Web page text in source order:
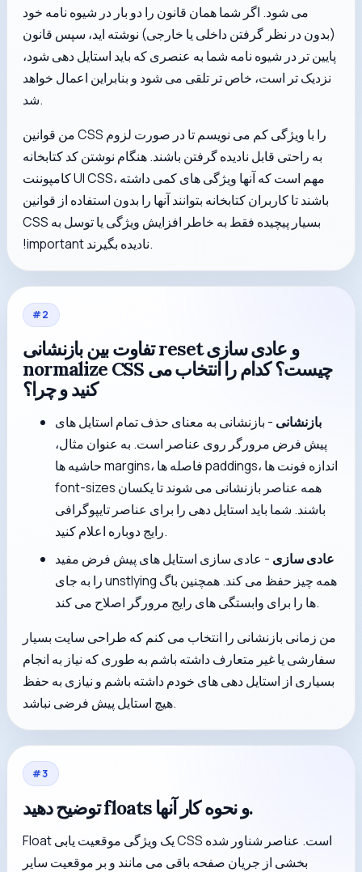
می شود. اگر شما همان قانون را دو بار در شیوه نامه خود
(بدون در نظر گرفتن داخلی یا خارجی) نوشته اید، سپس قانون
پایین تر در شیوه نامه شما به عنصری که باید استایل دهی شود،
نزدیک تر است، خاص تر تلقی می شود و بنابراین اعمال خواهد
شد.
من قوانین CSS را با ویژگی کم می نویسم تا در صورت لزوم
به راحتی قابل نادیده گرفتن باشند. هنگام نوشتن کد کتابخانه
کامپوننت UI CSS، مهم است که آنها ویژگی های کمی داشته
باشند تا کاربران کتابخانه بتوانند آنها را بدون استفاده از قوانین
CSS بسیار پیچیده فقط به خاطر افزایش ویژگی یا توسل به
!important نادیده بگیرند.
#2
تفاوت بین بازنشانی reset و عادی سازی
normalize CSS چیست؟ کدام را انتخاب می
کنید و چرا؟
بازنشانی - بازنشانی به معنای حذف تمام استایل های
پیش فرض مرورگر روی عناصر است. به عنوان مثال،
حاشیه ها margins، فاصله ها paddings، اندازه فونت ها
font-sizes همه عناصر بازنشانی می شوند تا یکسان
باشند. شما باید استایل دهی را برای عناصر تایپوگرافی
رایج دوباره اعلام کنید.
عادی سازی - عادی سازی استایل های پیش فرض مفید
را به جای unstlying همه چیز حفظ می کند. همچنین باگ
ها را برای وابستگی های رایج مرورگر اصلاح می کند.
من زمانی بازنشانی را انتخاب می کنم که طراحی سایت بسیار
سفارشی یا غیر متعارف داشته باشم به طوری که نیاز به انجام
بسیاری از استایل دهی های خودم داشته باشم و نیازی به حفظ
هیچ استایل پیش فرضی نباشد.
#3
توضیح دهید floats و نحوه کار آنها.
Float یک ویژگی موقعیت یابی CSS است. عناصر شناور شده
بخشی از جریان صفحه باقی می مانند و بر موقعیت سایر